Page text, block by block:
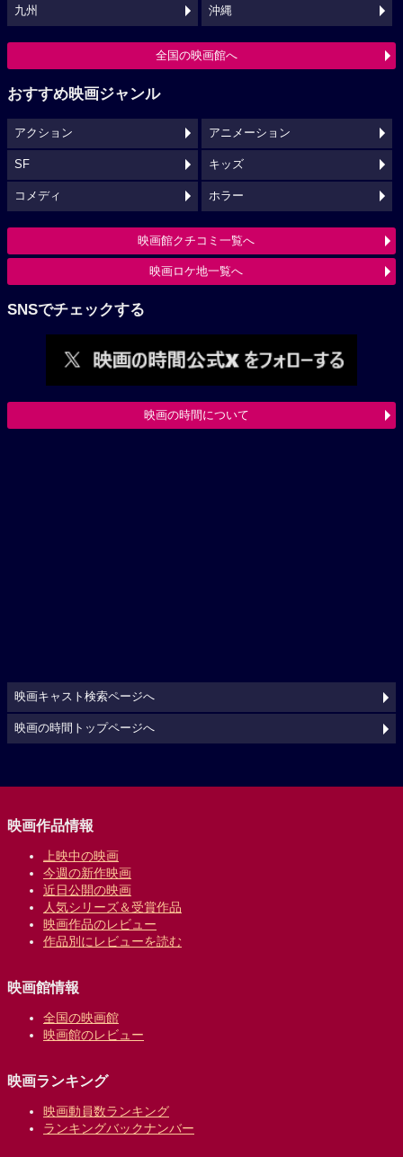
九州 沖縄
全国の映画館へ
おすすめ映画ジャンル
アクション アニメーション
SF キッズ
コメディ ホラー
映画館クチコミ一覧へ
映画ロケ地一覧へ
SNSでチェックする
映画の時間について
映画キャスト検索ページへ
映画の時間トップページへ
映画作品情報
上映中の映画
今週の新作映画
近日公開の映画
人気シリーズ＆受賞作品
映画作品のレビュー
作品別にレビューを読む
映画館情報
全国の映画館
映画館のレビュー
映画ランキング
映画動員数ランキング
ランキングバックナンバー